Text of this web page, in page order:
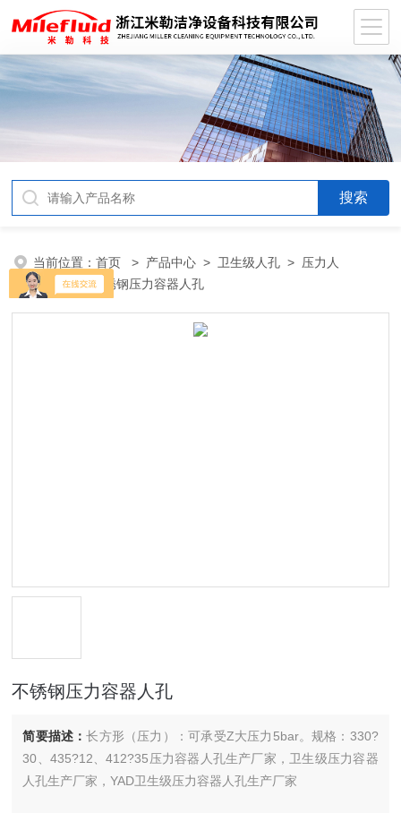
当前位置：首页 > 产品中心 > 卫生级人孔 > 压力人
孔
> YAD不锈钢压力容器人孔
不锈钢压力容器人孔
简要描述：长方形（压力）：可承受Z大压力5bar。规格：330?
30、435?12、412?35压力容器人孔生产厂家，卫生级压力容器
人孔生产厂家，YAD卫生级压力容器人孔生产厂家